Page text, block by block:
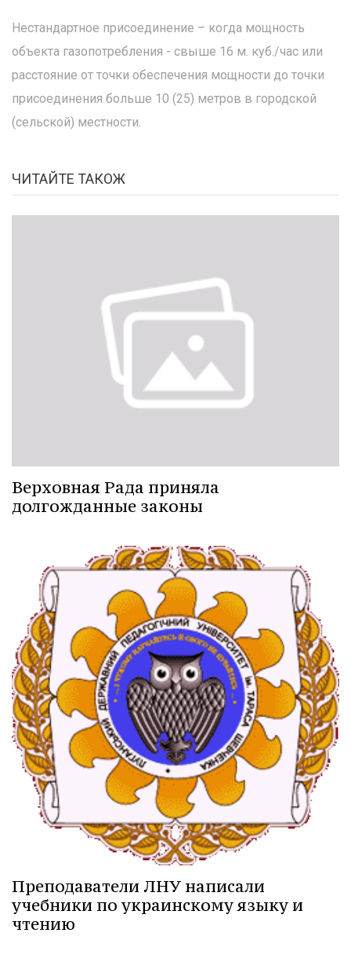
Нестандартное присоединение – когда мощность
объекта газопотребления - свыше 16 м. куб./час или
расстояние от точки обеспечения мощности до точки
присоединения больше 10 (25) метров в городской
(сельской) местности.
ЧИТАЙТЕ ТАКОЖ
Верховная Рада приняла
долгожданные законы
Преподаватели ЛНУ написали
учебники по украинскому языку и
чтению